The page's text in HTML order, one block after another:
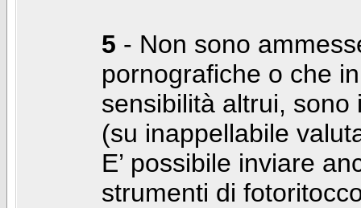
5 - Non sono
pornografiche o che
sensibilità altrui,
(su inappellabile
E’ possibile inviare
strumenti di